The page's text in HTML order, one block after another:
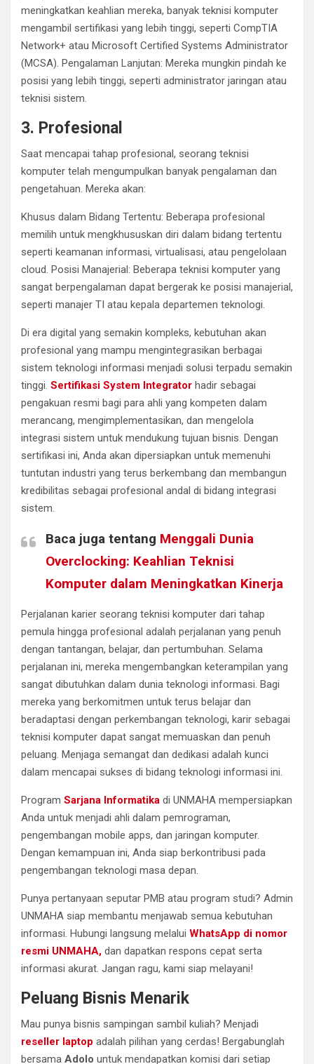
meningkatkan keahlian mereka, banyak teknisi komputer
mengambil sertifikasi yang lebih tinggi, seperti CompTIA
Network+ atau Microsoft Certified Systems Administrator
(MCSA). Pengalaman Lanjutan: Mereka mungkin pindah ke
posisi yang lebih tinggi, seperti administrator jaringan atau
teknisi sistem.
3. Profesional
Saat mencapai tahap profesional, seorang teknisi
komputer telah mengumpulkan banyak pengalaman dan
pengetahuan. Mereka akan:
Khusus dalam Bidang Tertentu: Beberapa profesional
memilih untuk mengkhususkan diri dalam bidang tertentu
seperti keamanan informasi, virtualisasi, atau pengelolaan
cloud. Posisi Manajerial: Beberapa teknisi komputer yang
sangat berpengalaman dapat bergerak ke posisi manajerial,
seperti manajer TI atau kepala departemen teknologi.
Di era digital yang semakin kompleks, kebutuhan akan
profesional yang mampu mengintegrasikan berbagai
sistem teknologi informasi menjadi solusi terpadu semakin
tinggi. Sertifikasi System Integrator hadir sebagai
pengakuan resmi bagi para ahli yang kompeten dalam
merancang, mengimplementasikan, dan mengelola
integrasi sistem untuk mendukung tujuan bisnis. Dengan
sertifikasi ini, Anda akan dipersiapkan untuk memenuhi
tuntutan industri yang terus berkembang dan membangun
kredibilitas sebagai profesional andal di bidang integrasi
sistem.
Baca juga tentang Menggali Dunia
Overclocking: Keahlian Teknisi
Komputer dalam Meningkatkan Kinerja
Perjalanan karier seorang teknisi komputer dari tahap
pemula hingga profesional adalah perjalanan yang penuh
dengan tantangan, belajar, dan pertumbuhan. Selama
perjalanan ini, mereka mengembangkan keterampilan yang
sangat dibutuhkan dalam dunia teknologi informasi. Bagi
mereka yang berkomitmen untuk terus belajar dan
beradaptasi dengan perkembangan teknologi, karir sebagai
teknisi komputer dapat sangat memuaskan dan penuh
peluang. Menjaga semangat dan dedikasi adalah kunci
dalam mencapai sukses di bidang teknologi informasi ini.
Program Sarjana Informatika di UNMAHA mempersiapkan
Anda untuk menjadi ahli dalam pemrograman,
pengembangan mobile apps, dan jaringan komputer.
Dengan kemampuan ini, Anda siap berkontribusi pada
pengembangan teknologi masa depan.
Punya pertanyaan seputar PMB atau program studi? Admin
UNMAHA siap membantu menjawab semua kebutuhan
informasi. Hubungi langsung melalui WhatsApp di nomor
resmi UNMAHA, dan dapatkan respons cepat serta
informasi akurat. Jangan ragu, kami siap melayani!
Peluang Bisnis Menarik
Mau punya bisnis sampingan sambil kuliah? Menjadi
reseller laptop adalah pilihan yang cerdas! Bergabunglah
bersama Adolo untuk mendapatkan komisi dari setiap